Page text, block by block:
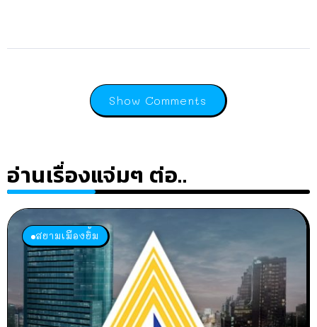
Show Comments
อ่านเรื่องแจ่มๆ ต่อ..
สยามเมืองยิ้ม